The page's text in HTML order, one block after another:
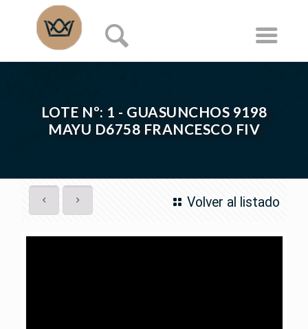
LOTE Nº: 1 - GUASUNCHOS 9198
MAYU D6758 FRANCESCO FIV
Volver al listado